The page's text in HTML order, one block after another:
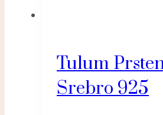
Tulum
Srebro 925